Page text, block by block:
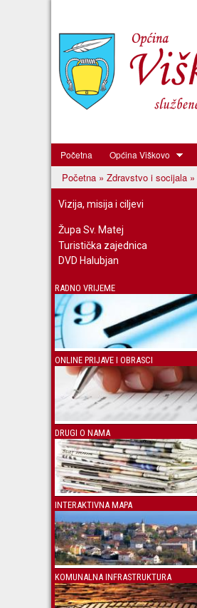
Općina
Viškovo
Početna Općina Viškovo
Vi ste ovdje
Početna » Zdravstvo i socijala »
Vizija, misija i ciljevi
Župa Sv. Matej
Turistička zajednica
DVD Halubjan
RADNO VRIJEME
ONLINE PRIJAVE I OBRASCI
DRUGI O NAMA
INTERAKTIVNA MAPA
KOMUNALNA INFRASTRUKTURA